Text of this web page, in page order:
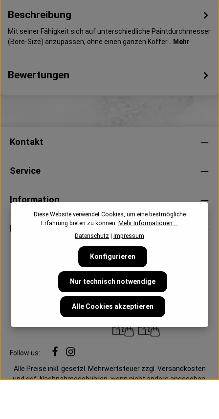
Beschreibung
Mit seiner Fähigkeit sich auf unterschiedliche Paintdurchmesser
(Bore-Size) anzupassen, ohne einen ganzen Koffer…
Mehr
Bewertungen
Kontakt
Service
Information
Newsletter
Follow us:
Alle Preise inkl. gesetzl. Mehrwertsteuer zzgl. Versandkosten
und ggf. Nachnahmegebühren, wenn nicht anders angegeben.
Diese Website verwendet Cookies, um eine bestmögliche
Erfahrung bieten zu können. Mehr Informationen ...
Datenschutz
Impressum
Nur technisch notwendige
Konfigurieren
Alle Cookies akzeptieren